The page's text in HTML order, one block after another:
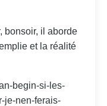
bonsoir, il aborde
et la réalité
begin-si-les-
je-nen-ferais-